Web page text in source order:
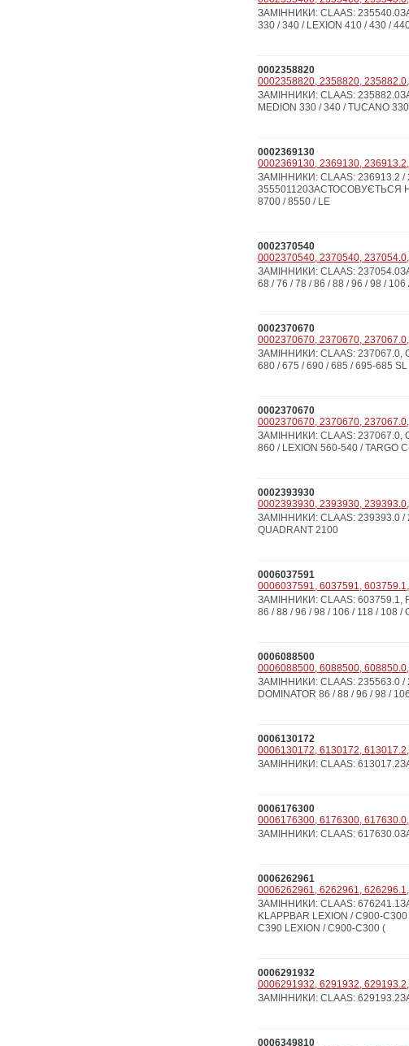
ЗАМІННИКИ: CLAAS:
330 / 340 / LEXION 410 / 430 /
0002358820
0002358820, 2358820,
ЗАМІННИКИ: CLAAS:
MEDION 330 / 340 / TUCANO
0002369130
0002369130, 2369130,
ЗАМІННИКИ: CLAAS: 236913.2 /
355501120ЗАСТОСОВУЄТЬСЯ
8700 / 8550 / LE
0002370540
0002370540, 2370540,
ЗАМІННИКИ: CLAAS:
68 / 76 / 78 / 86 / 88 / 96 / 98 / 106
0002370670
0002370670, 2370670,
ЗАМІННИКИ: CLAAS: 237067.0,
680 / 675 / 690 / 685 / 695-685
0002370670
0002370670, 2370670,
ЗАМІННИКИ: CLAAS: 237067.0,
860 / LEXION 560-540 / TARGO
0002393930
0002393930, 2393930,
ЗАМІННИКИ: CLAAS: 239393.0 /
QUADRANT 2100
0006037591
0006037591, 6037591,
ЗАМІННИКИ: CLAAS: 603759.1,
86 / 88 / 96 / 98 / 106 / 118 / 108 /
0006088500
0006088500, 6088500,
ЗАМІННИКИ: CLAAS: 235563.0 /
DOMINATOR 86 / 88 / 96 / 98 /
0006130172
0006130172, 6130172,
ЗАМІННИКИ: CLAAS:
0006176300
0006176300, 6176300,
ЗАМІННИКИ: CLAAS:
0006262961
0006262961, 6262961,
ЗАМІННИКИ: CLAAS:
KLAPPBAR LEXION / C900-
C390 LEXION / C900-C300 (
0006291932
0006291932, 6291932,
ЗАМІННИКИ: CLAAS:
0006349810